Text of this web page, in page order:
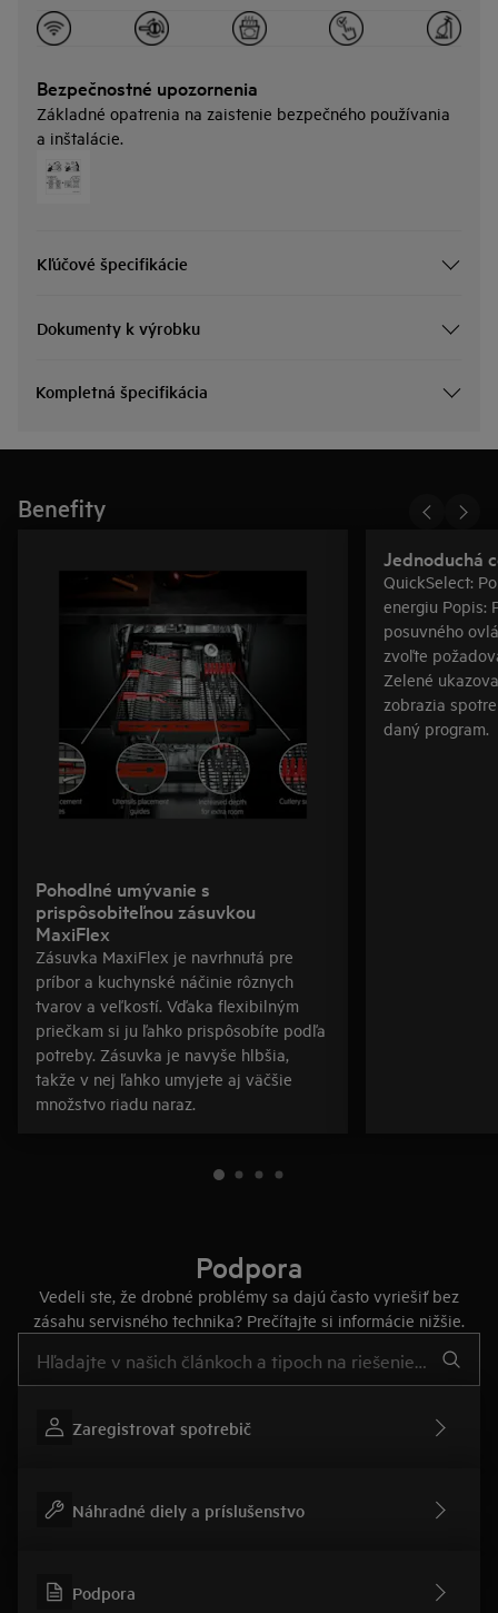
Bezpečnostné upozornenia
Základné opatrenia na zaistenie bezpečného používania
a inštalácie.
Kľúčové špecifikácie
Dokumenty k výrobku
Kompletná špecifikácia
Benefity
Pohodlné umývanie s
prispôsobiteľnou zásuvkou
MaxiFlex
Zásuvka MaxiFlex je navrhnutá pre
príbor a kuchynské náčinie rôznych
tvarov a veľkostí. Vďaka flexibilným
priečkam si ju ľahko prispôsobíte podľa
potreby. Zásuvka je navyše hlbšia,
takže v nej ľahko umyjete aj väčšie
množstvo riadu naraz.
Jednoduchá
QuickSelect:
energiu Popis:
posuvného
zvoľte
Zelené
zobrazia
daný program.
Podpora
Vedeli ste, že drobné problémy sa dajú často vyriešiť bez
zásahu servisného technika? Prečítajte si informácie nižšie.
Zaregistrovat spotrebič
Náhradné diely a príslušenstvo
Podpora